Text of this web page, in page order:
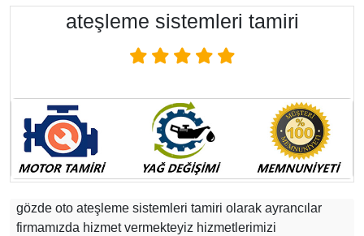
ateşleme sistemleri tamiri
gözde oto ateşleme sistemleri tamiri olarak ayrancılar
firmamızda hizmet vermekteyiz hizmetlerimizi